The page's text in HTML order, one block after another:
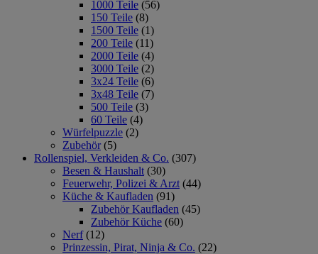
1000 Teile (56)
150 Teile (8)
1500 Teile (1)
200 Teile (11)
2000 Teile (4)
3000 Teile (2)
3x24 Teile (6)
3x48 Teile (7)
500 Teile (3)
60 Teile (4)
Würfelpuzzle (2)
Zubehör (5)
Rollenspiel, Verkleiden & Co. (307)
Besen & Haushalt (30)
Feuerwehr, Polizei & Arzt (44)
Küche & Kaufladen (91)
Zubehör Kaufladen (45)
Zubehör Küche (60)
Nerf (12)
Prinzessin, Pirat, Ninja & Co. (22)